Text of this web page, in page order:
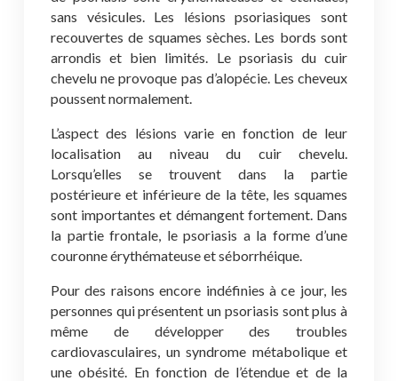
sans vésicules. Les lésions psoriasiques sont
recouvertes de squames sèches. Les bords sont
arrondis et bien limités. Le psoriasis du cuir
chevelu ne provoque pas d’alopécie. Les cheveux
poussent normalement.
L’aspect des lésions varie en fonction de leur
localisation au niveau du cuir chevelu.
Lorsqu’elles se trouvent dans la partie
postérieure et inférieure de la tête, les squames
sont importantes et démangent fortement. Dans
la partie frontale, le psoriasis a la forme d’une
couronne érythémateuse et séborrhéique.
Pour des raisons encore indéfinies à ce jour, les
personnes qui présentent un psoriasis sont plus à
même de développer des troubles
cardiovasculaires, un syndrome métabolique et
une obésité. En fonction de l’étendue et de la